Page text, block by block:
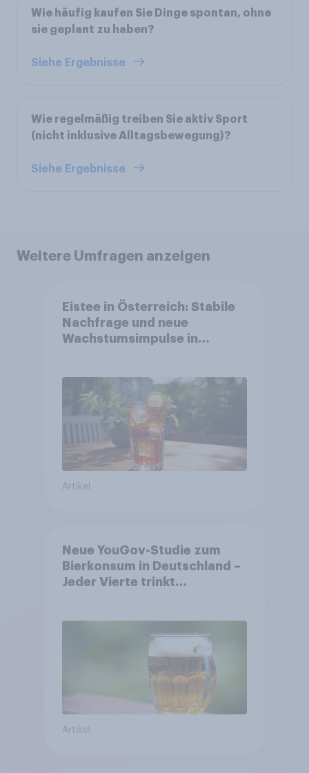
Wie häufig kaufen Sie Dinge spontan, ohne
sie geplant zu haben?
Siehe Ergebnisse
Wie regelmäßig treiben Sie aktiv Sport
(nicht inklusive Alltagsbewegung)?
Siehe Ergebnisse
Weitere Umfragen anzeigen
Eistee in Österreich: Stabile
Nachfrage und neue
Wachstumsimpulse in
Artikel
Neue YouGov-Studie zum
Bierkonsum in Deutschland –
Jeder Vierte trinkt
wächst um über 23 Prozent
Artikel